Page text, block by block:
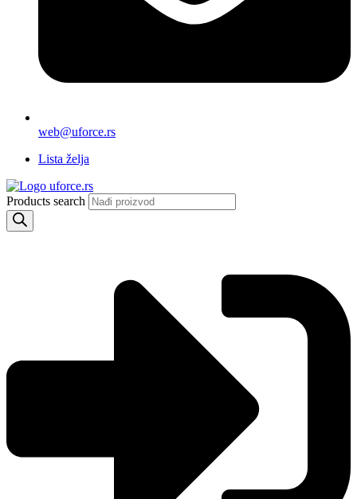
web@uforce.rs
Lista želja
Products search